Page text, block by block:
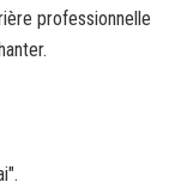
professionnelle